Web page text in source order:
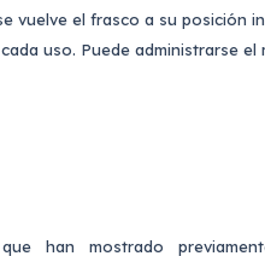
vuelve el frasco a su posición
uso. Puede administrarse el
han mostrado previamente